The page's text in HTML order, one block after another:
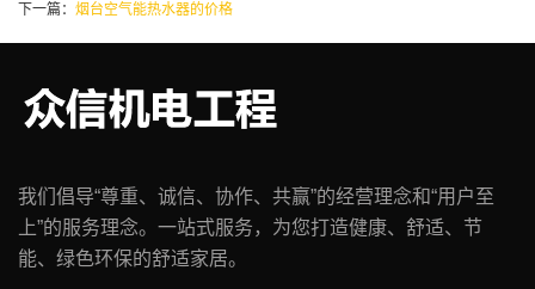
下一篇： 烟台空气能热水器的价格
我们倡导“尊重、诚信、协作、共赢”的经营理念和“用户至
上”的服务理念。一站式服务，为您打造健康、舒适、节
能、绿色环保的舒适家居。